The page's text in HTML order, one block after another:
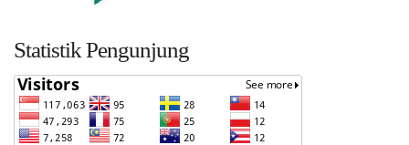
Statistik Pengunjung